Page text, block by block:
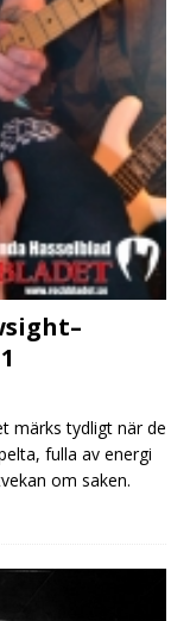
märks tydligt när de
fulla av energi
om saken.